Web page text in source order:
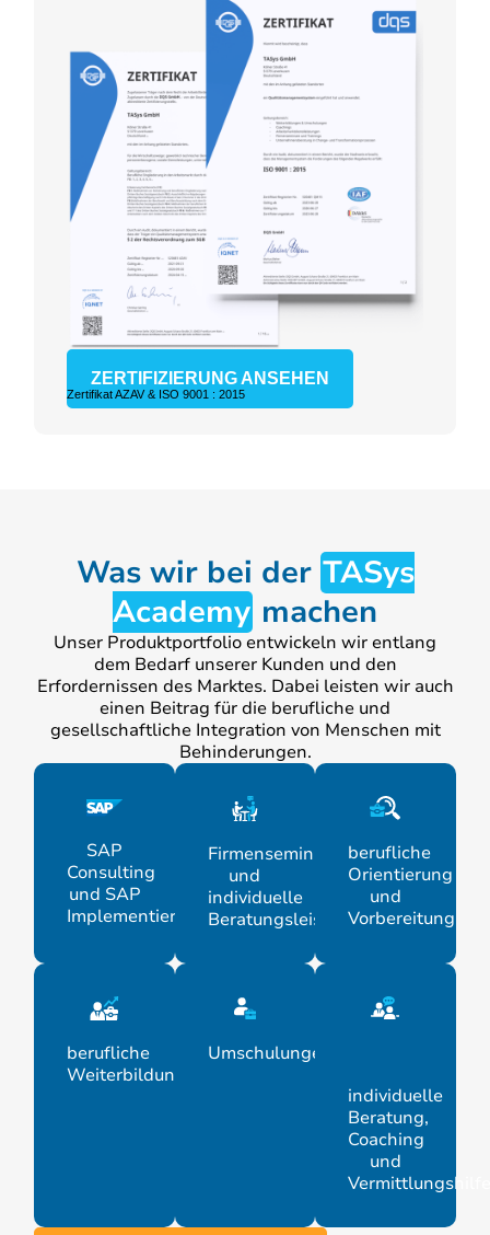
ZERTIFIZIERUNG ANSEHEN
Zertifikat AZAV & ISO 9001 : 2015
Was wir bei der TASys
Academy machen
Unser Produktportfolio entwickeln wir entlang
dem Bedarf unserer Kunden und den
Erfordernissen des Marktes. Dabei leisten wir auch
einen Beitrag für die berufliche und
gesellschaftliche Integration von Menschen mit
Behinderungen.
SAP
Consulting
und SAP
Implementierung
Firmenseminare
und
individuelle
Beratungsleistungen
berufliche
Orientierung
und
Vorbereitung
berufliche
Weiterbildung
Umschulungen
individuelle
Beratung,
Coaching
und